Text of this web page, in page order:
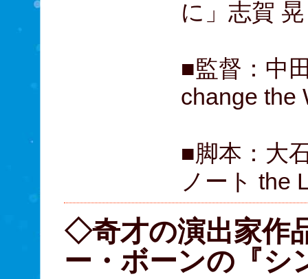
に」志賀
■監督：中
change the
■脚本：大
ノート the
◇奇才の演出家作
ー・ボーンの『